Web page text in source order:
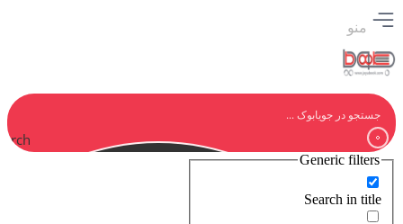
منو
Generic filters
Search in title